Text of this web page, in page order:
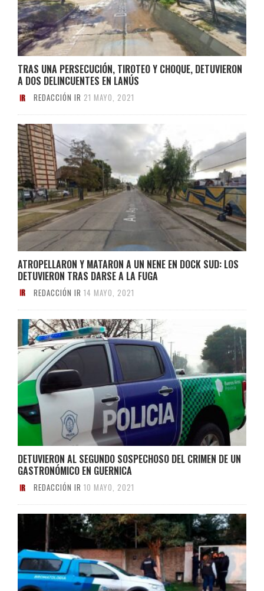
TRAS UNA PERSECUCIÓN, TIROTEO Y CHOQUE, DETUVIERON
A DOS DELINCUENTES EN LANÚS
REDACCIÓN IR 21 MAYO, 2021
ATROPELLARON Y MATARON A UN NENE EN DOCK SUD: LOS
DETUVIERON TRAS DARSE A LA FUGA
REDACCIÓN IR 14 MAYO, 2021
DETUVIERON AL SEGUNDO SOSPECHOSO DEL CRIMEN DE UN
GASTRONÓMICO EN GUERNICA
REDACCIÓN IR 10 MAYO, 2021